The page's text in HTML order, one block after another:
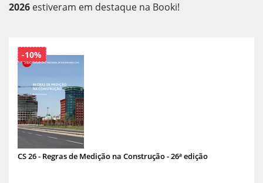
2026 estiveram em destaque na Booki!
CS 26 - Regras de Medição na Construção - 26ª edição
-10%